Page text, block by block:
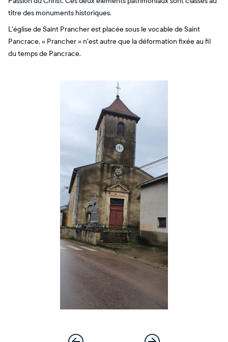
titre des monuments historiques.
L'église de Saint Prancher est placée sous le vocable de Saint
Pancrace. « Prancher » n'est autre que la déformation fixée au fil
du temps de Pancrace.